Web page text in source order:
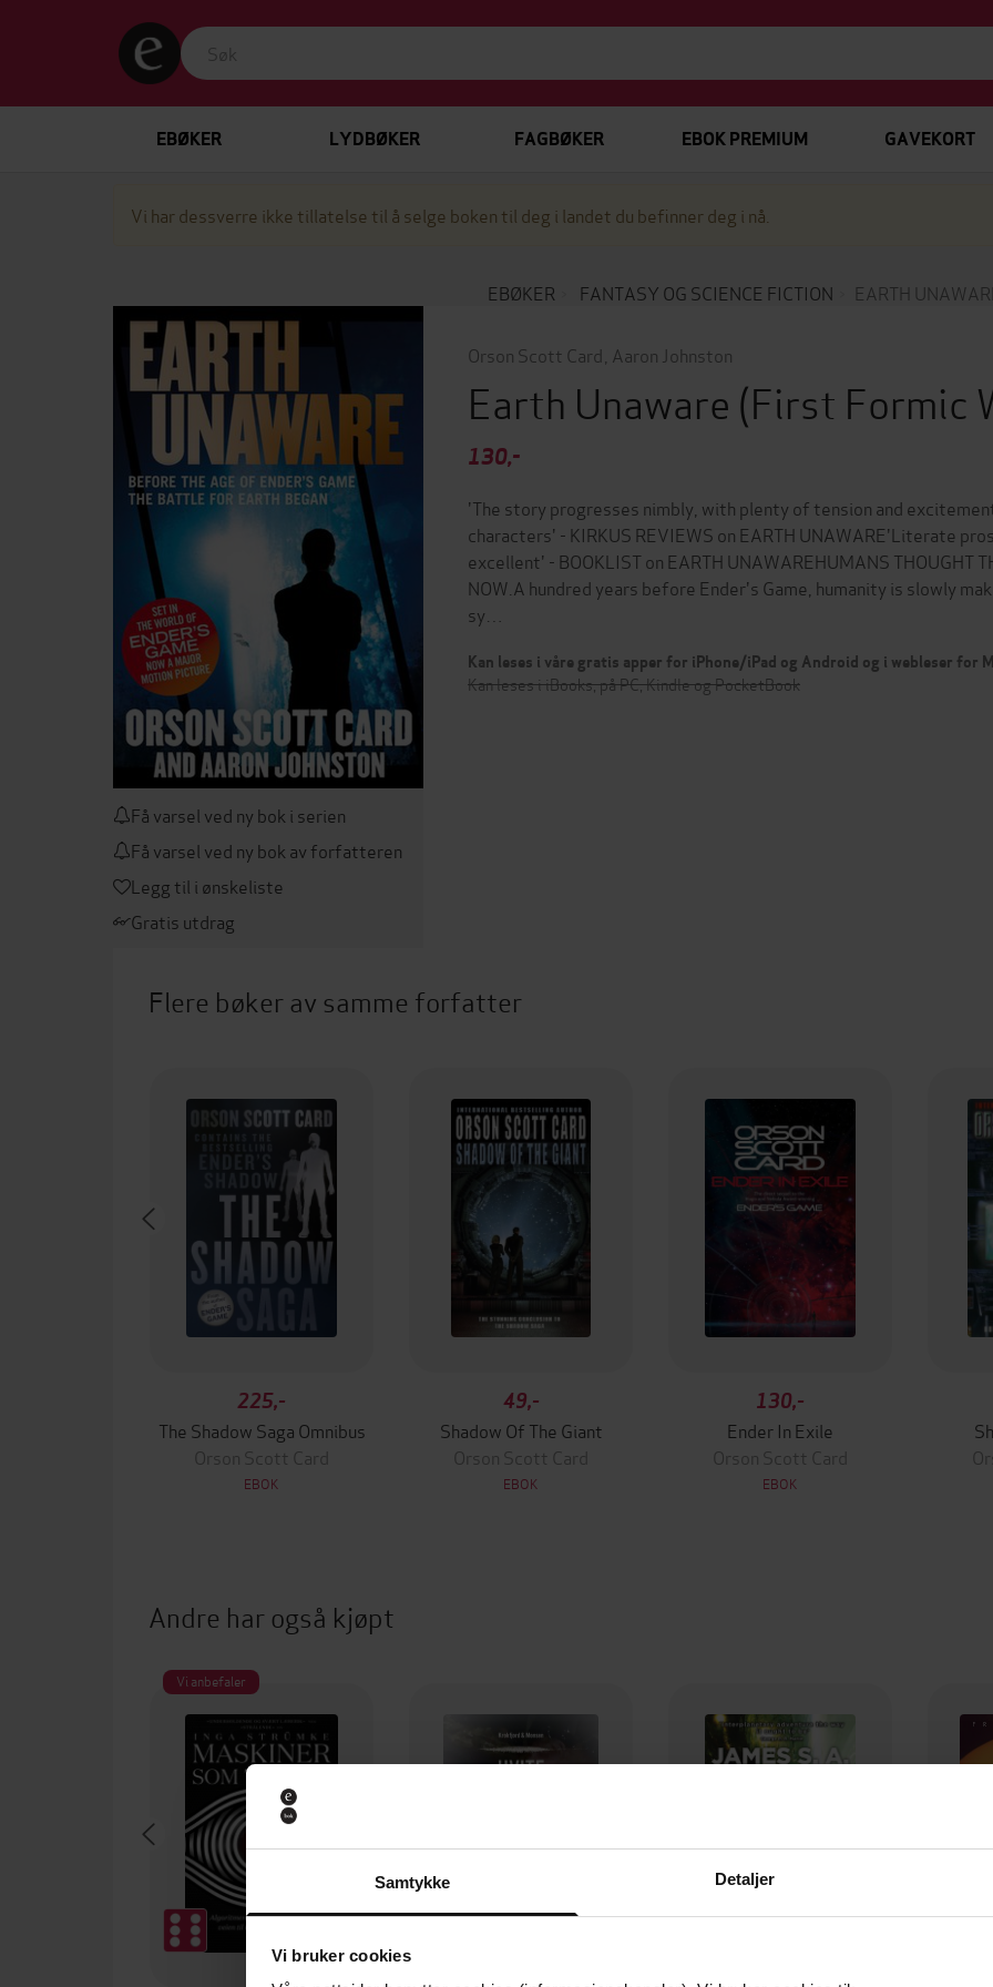
Samtykke Detaljer
Vi bruker cookies
EBØKER LYDBØKER FAGBØKER EBOK PREMIUM GAVEKORT
Vi har dessverre ikke tillatelse til å selge boken til deg i landet du befinner deg i nå.
EBØKER FANTASY OG SCIENCE FICTION EARTH
Få varsel ved ny bok i serien
Få varsel ved ny bok av forfatteren
Legg til i ønskeliste
Gratis utdrag
Orson Scott Card Aaron Johnston
Earth Unaware (First Formic
130,-
'The story progresses nimbly, with plenty of tension and
characters' - KIRKUS REVIEWS on EARTH UNAWARE'Literate
excellent' - BOOKLIST on EARTH UNAWAREHUMANS THOUGHT
NOW.A hundred years before Ender's Game, humanity is slowly
sy…
Kan leses i våre gratis apper for iPhone/iPad og Android og i webleser for
Kan leses i iBooks, på PC, Kindle og PocketBook
Flere bøker av samme forfatter
225,-
The Shadow Saga Omnibus
Orson Scott Card
EBOK
49,-
Shadow Of The Giant
Orson Scott Card
EBOK
130,-
Ender In Exile
Orson Scott Card
EBOK
Andre har også kjøpt
Vi anbefaler